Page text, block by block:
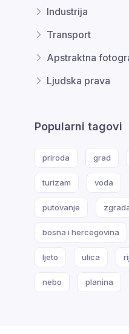
Industrija
Transport
Apstraktna
Ljudska prava
Popularni tagovi
priroda grad
turizam voda
putovanje
bosna i hercegovina
ljeto ulica
nebo planina